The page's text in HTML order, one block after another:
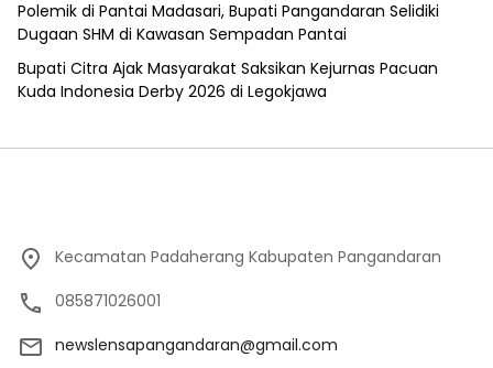
Polemik di Pantai Madasari, Bupati Pangandaran Selidiki
Dugaan SHM di Kawasan Sempadan Pantai
Bupati Citra Ajak Masyarakat Saksikan Kejurnas Pacuan
Kuda Indonesia Derby 2026 di Legokjawa
Kecamatan Padaherang Kabupaten Pangandaran
085871026001
newslensapangandaran@gmail.com